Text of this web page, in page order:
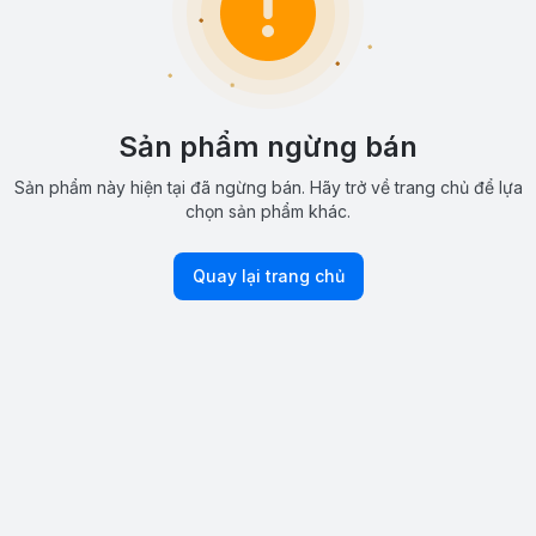
Sản phẩm ngừng bán
Sản phẩm này hiện tại đã ngừng bán. Hãy trở về trang chủ để lựa
chọn sản phẩm khác.
Quay lại trang chủ